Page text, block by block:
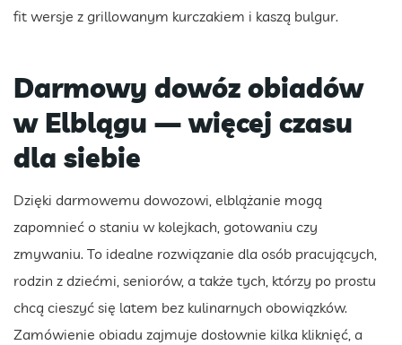
fit wersje z grillowanym kurczakiem i kaszą bulgur.
Darmowy dowóz obiadów
w Elblągu — więcej czasu
dla siebie
Dzięki darmowemu dowozowi, elblążanie mogą
zapomnieć o staniu w kolejkach, gotowaniu czy
zmywaniu. To idealne rozwiązanie dla osób pracujących,
rodzin z dziećmi, seniorów, a także tych, którzy po prostu
chcą cieszyć się latem bez kulinarnych obowiązków.
Zamówienie obiadu zajmuje dosłownie kilka kliknięć, a